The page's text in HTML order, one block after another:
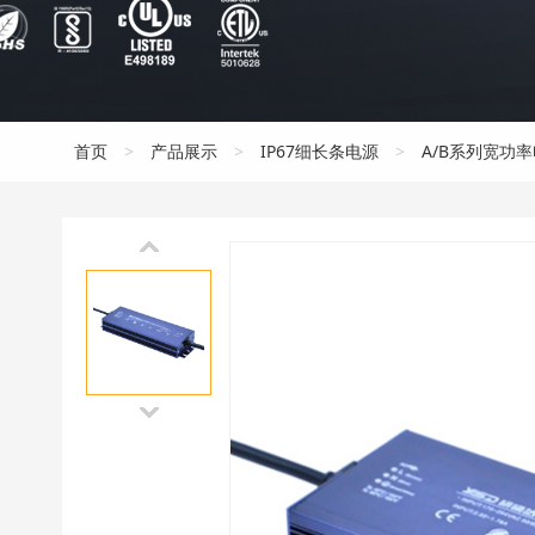
首页 > 产品展示 > IP67细长条电源 > A/B系列宽功